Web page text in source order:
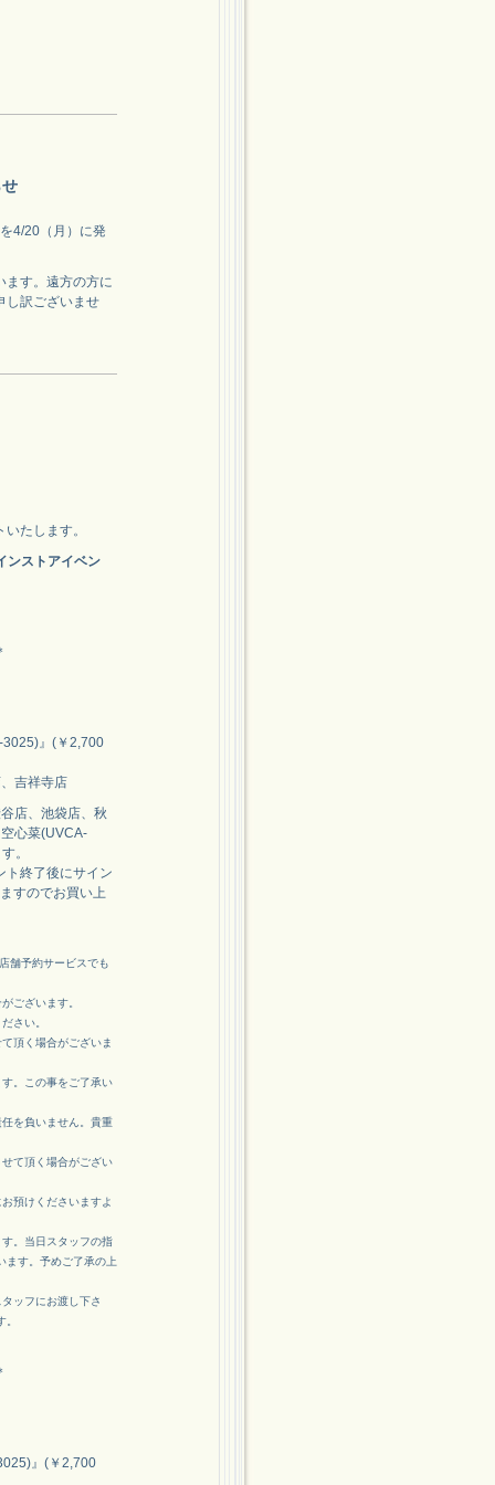
4/20（月）に発
ます。遠方の方に
し訳ございませ
たします。
ンストアイベン
3025)』(￥2,700
吉祥寺店
店、池袋店、秋
心菜(UVCA-
。
ト終了後にサイン
すのでお買い上
舗予約サービスでも
ございます。
さい。
頂く場合がございま
。この事をご了承い
を負いません。貴重
て頂く場合がござい
預けくださいますよ
。当日スタッフの指
ます。予めご了承の上
ッフにお渡し下さ
』(￥2,700